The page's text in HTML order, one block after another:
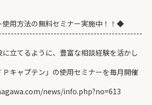
用方法の無料セミナー実施中！！◆
立てるように、豊富な相談経験を活かし
キャプテン」の使用セミナーを毎月開催
news/info.php?no=613